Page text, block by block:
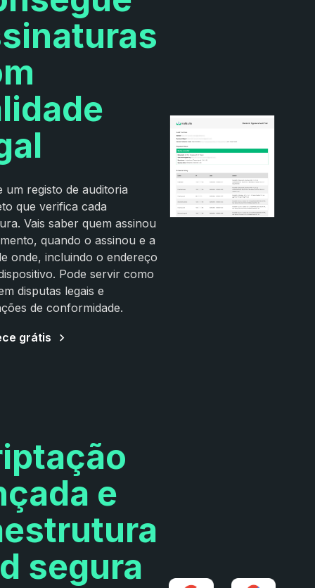
um registo de auditoria
que verifica cada
Vais saber quem assinou
quando o assinou e a
onde, incluindo o endereço
Pode servir como
disputas legais e
de conformidade.
grátis
e
segura